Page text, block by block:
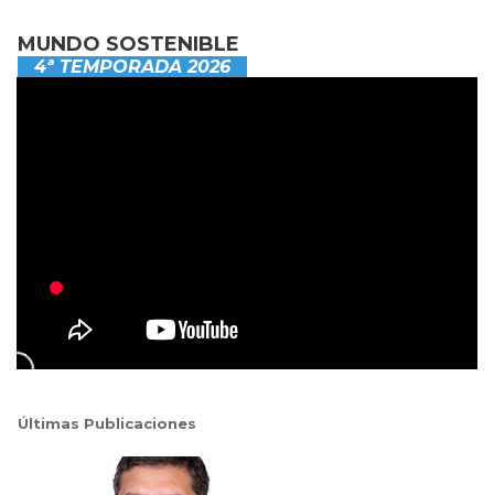
MUNDO SOSTENIBLE
4ª TEMPORADA 2026
Últimas Publicaciones